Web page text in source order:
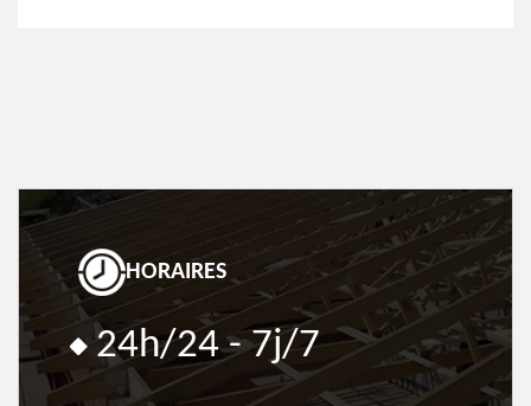
HORAIRES
24h/24 - 7j/7